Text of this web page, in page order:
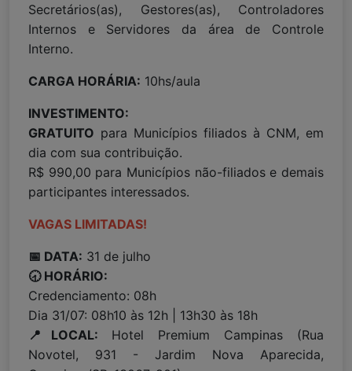
Secretários(as), Gestores(as), Controladores
Internos e Servidores da área de Controle
Interno.
CARGA HORÁRIA: 10hs/aula
INVESTIMENTO:
GRATUITO para Municípios filiados à CNM, em
dia com sua contribuição.
R$ 990,00 para Municípios não-filiados e demais
participantes interessados.
VAGAS LIMITADAS!
📅 DATA: 31 de julho
🕣 HORÁRIO:
Credenciamento: 08h
Dia 31/07: 08h10 às 12h | 13h30 às 18h
📍LOCAL: Hotel Premium Campinas (Rua
Novotel, 931 - Jardim Nova Aparecida,